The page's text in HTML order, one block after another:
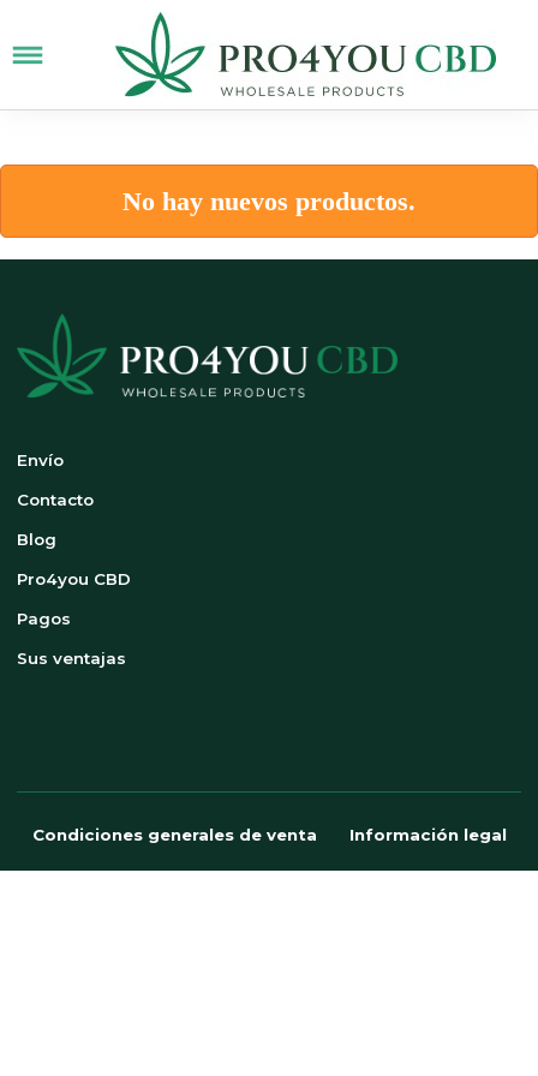
No hay nuevos productos.
Envío
Contacto
Blog
Pro4you CBD
Pagos
Sus ventajas
Condiciones generales de venta Información legal